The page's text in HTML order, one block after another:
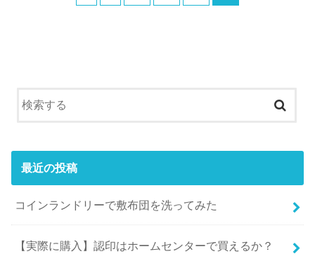
最近の投稿
コインランドリーで敷布団を洗ってみた
【実際に購入】認印はホームセンターで買えるか？